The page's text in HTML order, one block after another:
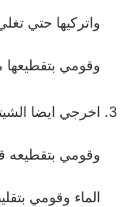
واتركيها حتي
وقومي بتقطيعها
وقومي
الماء وقومي